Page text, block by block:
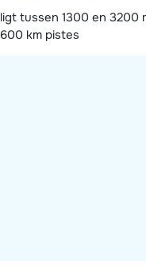
ligt tussen1300 en 3200
600 km pistes